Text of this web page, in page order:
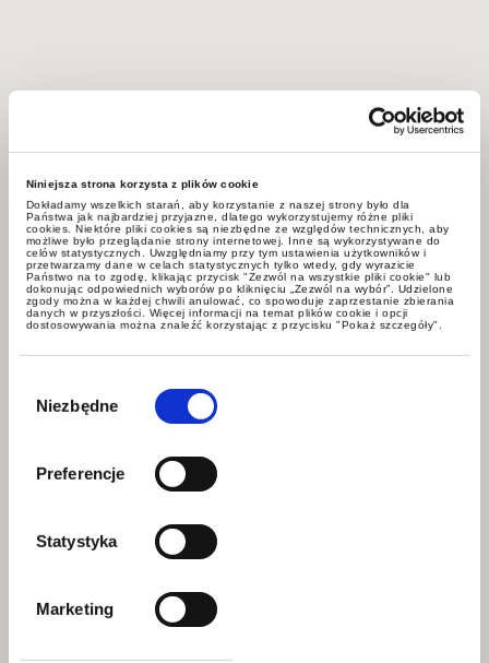
Niniejsza strona korzysta z plików cookie
Dokładamy wszelkich starań, aby korzystanie z naszej strony było dla
Państwa jak najbardziej przyjazne, dlatego wykorzystujemy różne pliki
cookies. Niektóre pliki cookies są niezbędne ze względów technicznych, aby
możliwe było przeglądanie strony internetowej. Inne są wykorzystywane do
celów statystycznych. Uwzględniamy przy tym ustawienia użytkowników i
przetwarzamy dane w celach statystycznych tylko wtedy, gdy wyrazicie
Państwo na to zgodę, klikając przycisk "Zezwól na wszystkie pliki cookie" lub
dokonując odpowiednich wyborów po kliknięciu „Zezwól na wybór”. Udzielone
zgody można w każdej chwili anulować, co spowoduje zaprzestanie zbierania
danych w przyszłości. Więcej informacji na temat plików cookie i opcji
dostosowywania można znaleźć korzystając z przycisku "Pokaż szczegóły".
zgody
Niezbędne
Preferencje
Statystyka
Marketing